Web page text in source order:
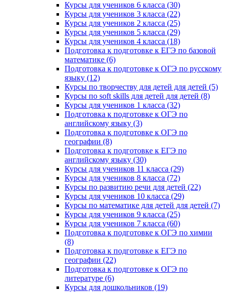
Курсы для учеников 6 класса (30)
Курсы для учеников 3 класса (22)
Курсы для учеников 2 класса (25)
Курсы для учеников 5 класса (29)
Курсы для учеников 4 класса (18)
Подготовка к подготовке к ЕГЭ по базовой
математике (6)
Подготовка к подготовке к ОГЭ по русскому
языку (12)
Курсы по творчеству для детей для детей (5)
Курсы по soft skills для детей для детей (8)
Курсы для учеников 1 класса (32)
Подготовка к подготовке к ОГЭ по
английскому языку (3)
Подготовка к подготовке к ОГЭ по
географии (8)
Подготовка к подготовке к ЕГЭ по
английскому языку (30)
Курсы для учеников 11 класса (29)
Курсы для учеников 8 класса (72)
Курсы по развитию речи для детей (22)
Курсы для учеников 10 класса (29)
Курсы по математике для детей для детей (7)
Курсы для учеников 9 класса (25)
Курсы для учеников 7 класса (60)
Подготовка к подготовке к ОГЭ по химии
(8)
Подготовка к подготовке к ЕГЭ по
географии (22)
Подготовка к подготовке к ОГЭ по
литературе (6)
Курсы для дошкольников (19)